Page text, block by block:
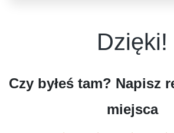
Dzięki!
Czy byłeś tam? Napisz
miejsca